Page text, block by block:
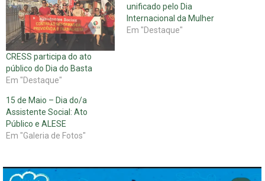
CRESS participa do ato
público do Dia do Basta
Em "Destaque"
unificado pelo Dia
Internacional da Mulher
Em "Destaque"
15 de Maio – Dia do/a
Assistente Social: Ato
Público e ALESE
Em "Galeria de Fotos"